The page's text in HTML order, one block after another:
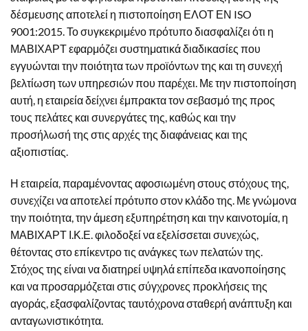
δέσμευσης αποτελεί η πιστοποίηση ΕΛΟΤ ΕΝ ISO
9001:2015. Το συγκεκριμένο πρότυπο διασφαλίζει ότι η
ΜΑΒΙΧΑΡΤ εφαρμόζει συστηματικά διαδικασίες που
εγγυώνται την ποιότητα των προϊόντων της και τη συνεχή
βελτίωση των υπηρεσιών που παρέχει. Με την πιστοποίηση
αυτή, η εταιρεία δείχνει έμπρακτα τον σεβασμό της προς
τους πελάτες και συνεργάτες της, καθώς και την
προσήλωσή της στις αρχές της διαφάνειας και της
αξιοπιστίας.
Η εταιρεία, παραμένοντας αφοσιωμένη στους στόχους της,
συνεχίζει να αποτελεί πρότυπο στον κλάδο της. Με γνώμονα
την ποιότητα, την άμεση εξυπηρέτηση και την καινοτομία, η
ΜΑΒΙΧΑΡΤ Ι.Κ.Ε. φιλοδοξεί να εξελίσσεται συνεχώς,
θέτοντας στο επίκεντρο τις ανάγκες των πελατών της.
Στόχος της είναι να διατηρεί υψηλά επίπεδα ικανοποίησης
και να προσαρμόζεται στις σύγχρονες προκλήσεις της
αγοράς, εξασφαλίζοντας ταυτόχρονα σταθερή ανάπτυξη και
ανταγωνιστικότητα.